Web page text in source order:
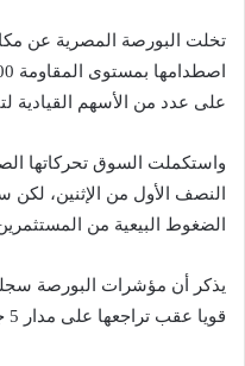
تخلت البورصة المصرية عن
على عدد من الأسهم القيادية
واستكملت السوق تحركاتها
النصف الأول من الإثنين، لكن
الضغوط البيعية من
يذكر أن مؤشرات البورصة
قويا عقب تراجعها على مدار 5 جلسات ماضية.